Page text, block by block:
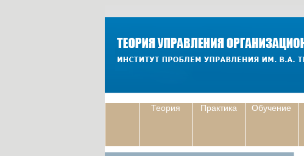
Теория Практика Обучение